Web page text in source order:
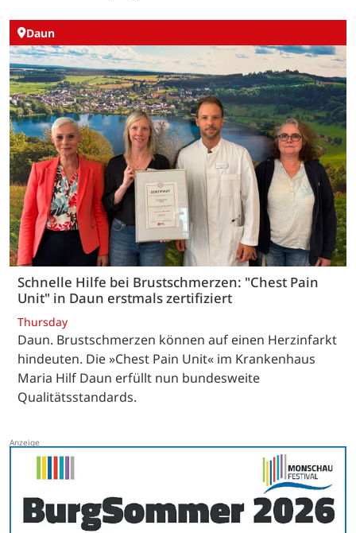
Daun
Schnelle Hilfe bei Brustschmerzen: "Chest Pain
Unit" in Daun erstmals zertifiziert
Thursday
Daun. Brustschmerzen können auf einen Herzinfarkt
hindeuten. Die »Chest Pain Unit« im Krankenhaus
Maria Hilf Daun erfüllt nun bundesweite
Qualitätsstandards.